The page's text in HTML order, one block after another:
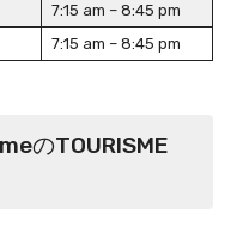
7:15 am – 8:45 pm
7:15 am – 8:45 pm
のTOURISME